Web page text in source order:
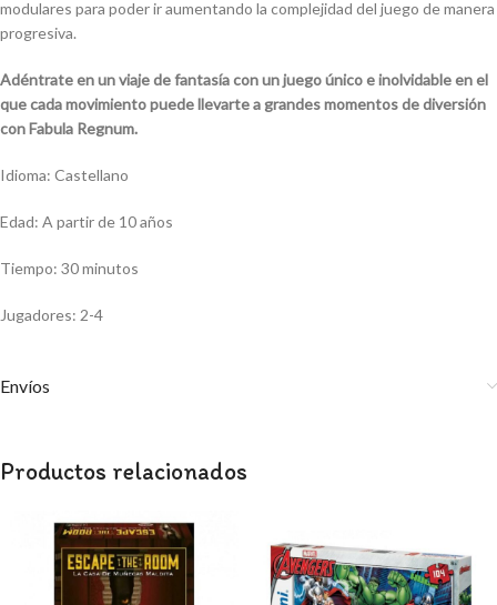
modulares para poder ir aumentando la complejidad del juego de manera
progresiva.
Adéntrate en un viaje de fantasía con un juego único e inolvidable en el
que cada movimiento puede llevarte a grandes momentos de diversión
con Fabula Regnum.
Idioma: Castellano
Edad: A partir de 10 años
Tiempo: 30 minutos
Jugadores: 2-4
Envíos
Productos relacionados